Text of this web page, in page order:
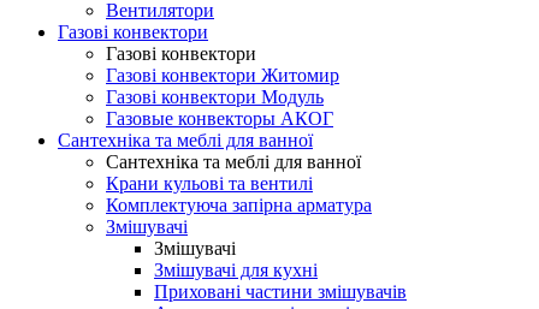
Вентилятори
Газові конвектори
Газові конвектори
Газові конвектори Житомир
Газові конвектори Модуль
Газовые конвекторы АКОГ
Сантехніка та меблі для ванної
Сантехніка та меблі для ванної
Крани кульові та вентилі
Комплектуюча запірна арматура
Змішувачі
Змішувачі
Змішувачі для кухні
Приховані частини змішувачів